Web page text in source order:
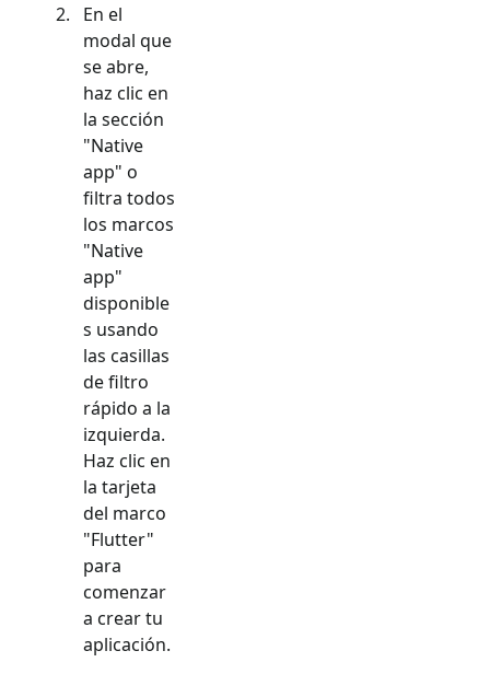
En el
modal que
se abre,
haz clic en
la sección
"Native
app" o
filtra todos
los marcos
"Native
app"
disponible
s usando
las casillas
de filtro
rápido a la
izquierda.
Haz clic en
la tarjeta
del marco
"Flutter"
para
comenzar
a crear tu
aplicación.